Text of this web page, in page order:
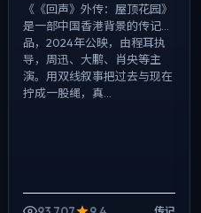
《《回声》外传：屋顶花园》
是一部中国香港背景的传记作
品，2024年公映，由程耳执
导，周迅、大鹏、肖央等主
演。用双线叙事把过去与现在
拧成一股绳，真...